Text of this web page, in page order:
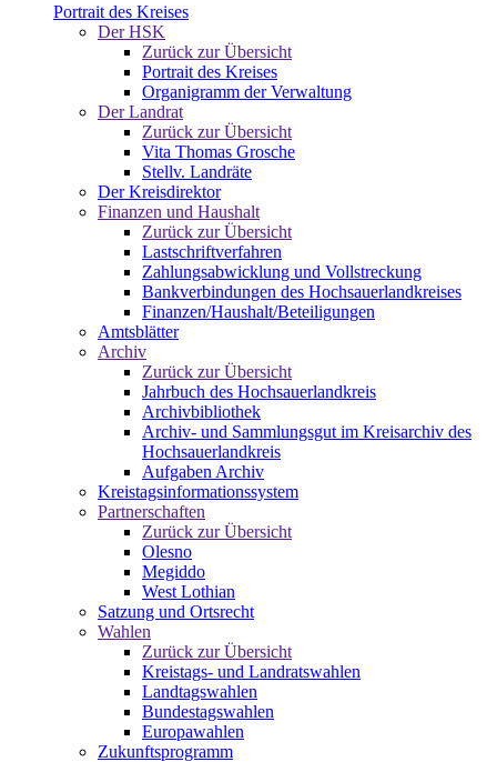
Portrait des Kreises
Der HSK
Zurück zur Übersicht
Portrait des Kreises
Organigramm der Verwaltung
Der Landrat
Zurück zur Übersicht
Vita Thomas Grosche
Stellv. Landräte
Der Kreisdirektor
Finanzen und Haushalt
Zurück zur Übersicht
Lastschriftverfahren
Zahlungsabwicklung und Vollstreckung
Bankverbindungen des Hochsauerlandkreises
Finanzen/Haushalt/Beteiligungen
Amtsblätter
Archiv
Zurück zur Übersicht
Jahrbuch des Hochsauerlandkreis
Archivbibliothek
Archiv- und Sammlungsgut im Kreisarchiv des
Hochsauerlandkreis
Aufgaben Archiv
Kreistagsinformationssystem
Partnerschaften
Zurück zur Übersicht
Olesno
Megiddo
West Lothian
Satzung und Ortsrecht
Wahlen
Zurück zur Übersicht
Kreistags- und Landratswahlen
Landtagswahlen
Bundestagswahlen
Europawahlen
Zukunftsprogramm